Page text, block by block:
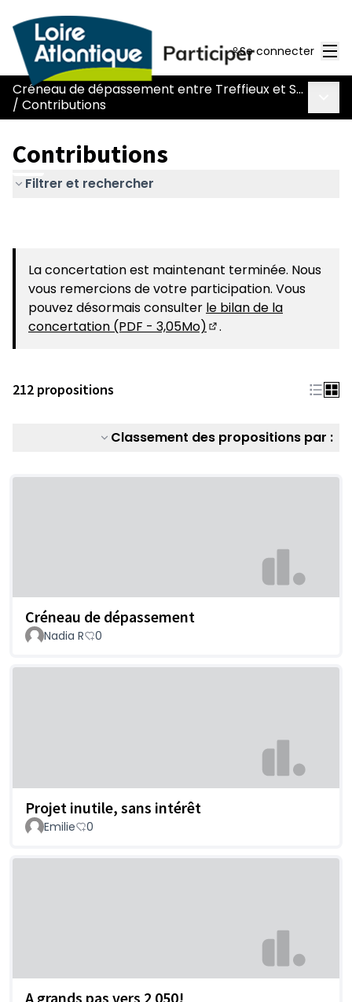
Se connecter
Créneau de dépassement entre Treffieux et Saint-Vincent-des-Landes
/ Contributions
Contributions
Filtrer et rechercher
La concertation est maintenant terminée. Nous
vous remercions de votre participation. Vous
pouvez désormais consulter le bilan de la
concertation (PDF - 3,05Mo)
.
212 propositions
Classement des propositions par :
Créneau de dépassement
Nadia R 0
Projet inutile, sans intérêt
Emilie 0
A grands pas vers 2 050!